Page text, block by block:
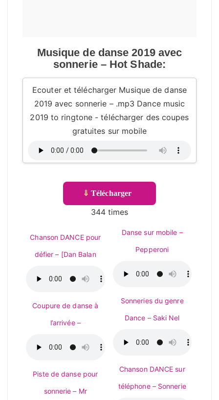
Musique de danse 2019 avec
sonnerie – Hot Shade:
Ecouter et télécharger Musique de danse
2019 avec sonnerie – .mp3 Dance music
2019 to ringtone - télécharger des coupes
gratuites sur mobile
⇓ Télécharger
344 times
Chanson DANCE pour
défier – [Dan Balan
Coupure de danse à
l’arrivée –
Piste de danse pour
sonnerie – Mr
Danse sur mobile –
Pepperoni
Sonneries du genre
Dance – Saki Nel
Chanson DANCE sur
téléphone – Sonnerie